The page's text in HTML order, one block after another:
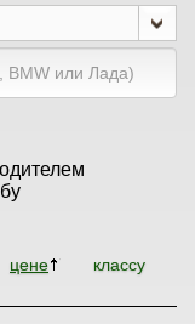
цене
классу